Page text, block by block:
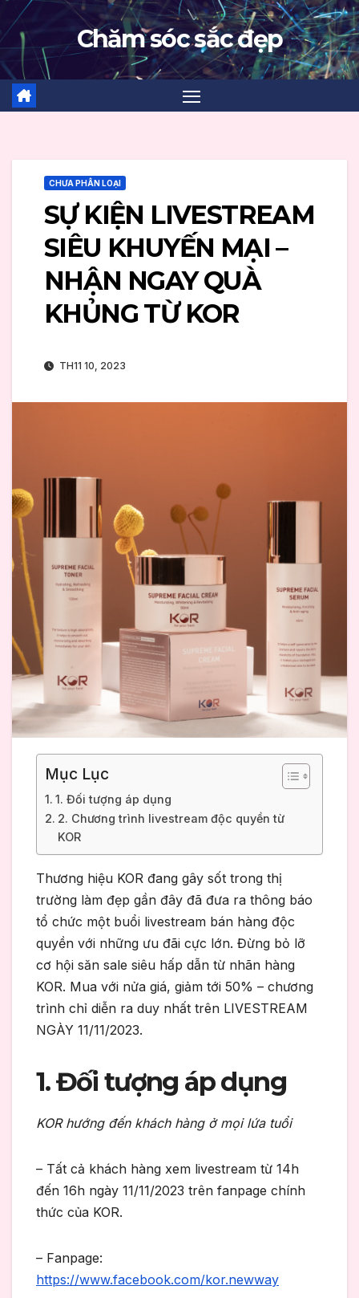
Skip
to
content
Chăm sóc sắc đẹp
CHƯA PHÂN LOẠI
SỰ KIỆN LIVESTREAM
SIÊU KHUYẾN MẠI –
NHẬN NGAY QUÀ
KHỦNG TỪ KOR
TH11 10, 2023
Mục Lục
1. Đối tượng áp dụng
2. Chương trình livestream độc quyền từ
KOR
Thương hiệu KOR đang gây sốt trong thị
trường làm đẹp gần đây đã đưa ra thông báo
tổ chức một buổi livestream bán hàng độc
quyền với những ưu đãi cực lớn. Đừng bỏ lỡ
cơ hội săn sale siêu hấp dẫn từ nhãn hàng
KOR. Mua với nửa giá, giảm tới 50% – chương
trình chỉ diễn ra duy nhất trên LIVESTREAM
NGÀY 11/11/2023.
1. Đối tượng áp dụng
KOR hướng đến khách hàng ở mọi lứa tuổi
– Tất cả khách hàng xem livestream từ 14h
đến 16h ngày 11/11/2023 trên fanpage chính
thức của KOR.
– Fanpage:
https://www.facebook.com/kor.newway